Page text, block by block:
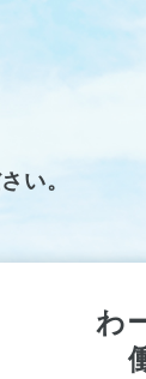
い。
わ